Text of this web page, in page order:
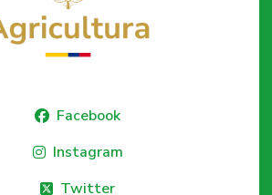
Facebook
Instagram
Twitter